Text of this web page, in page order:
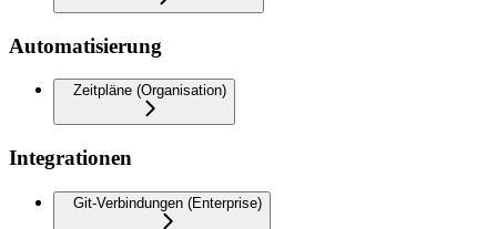
Automatisierung
Zeitpläne (Organisation)
Integrationen
Git-Verbindungen (Enterprise)